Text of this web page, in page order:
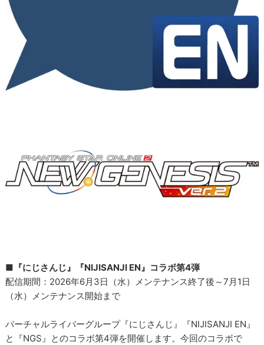
■『にじさんじ』『NIJISANJI EN』コラボ第4弾
配信期間：2026年6月3日（水）メンテナンス終了後～7月1日
（水）メンテナンス開始まで
バーチャルライバーグループ『にじさんじ』『NIJISANJI EN』
と『NGS』とのコラボ第4弾を開催します。今回のコラボで